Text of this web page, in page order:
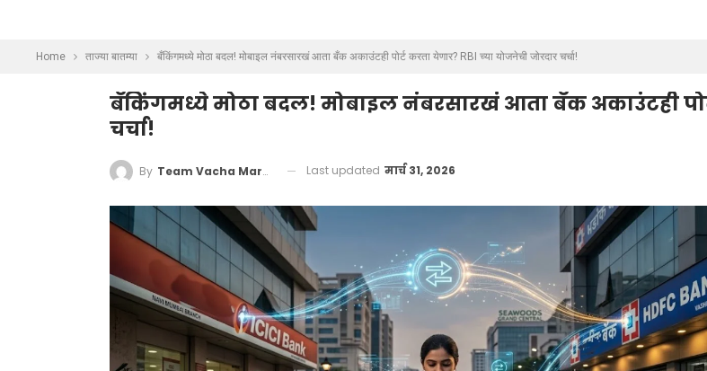
Home ताज्या बातम्या बँकिंगमध्ये मोठा बदल! मोबाइल नंबरसारखं आता बँक अकाउंटही पोर्ट करता येणार? RBI च्या योजनेची जोरदार चर्चा!
बँकिंगमध्ये मोठा बदल! मोबाइल नंबरसारखं आता बँक अकाउंटही
चर्चा!
By Team Vacha Marathi Last updated मार्च 31, 2026